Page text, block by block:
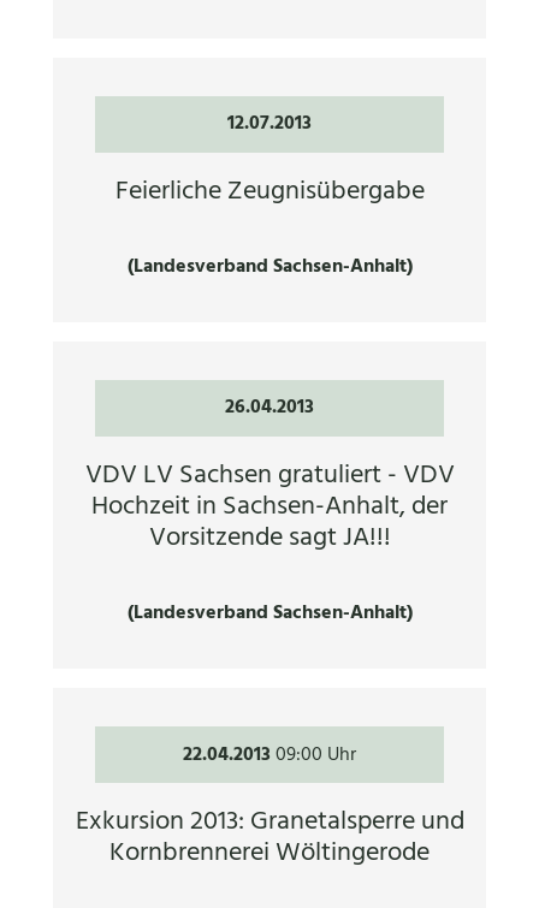
12.07.2013
Feierliche Zeugnisübergabe
(Landesverband Sachsen-Anhalt)
26.04.2013
VDV LV Sachsen gratuliert - VDV
Hochzeit in Sachsen-Anhalt, der
Vorsitzende sagt JA!!!
(Landesverband Sachsen-Anhalt)
22.04.201309:00 Uhr
Exkursion 2013: Granetalsperre und
Kornbrennerei Wöltingerode